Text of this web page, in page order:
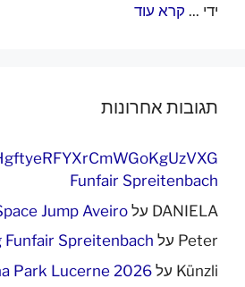
ידי ... קרא עוד
תגובות אחרונות
Funfair Spreitenbach
DANIELA על Jump Aveiro
Peter על Funfair Spreitenbach
Künzli על Park Lucerne 2026